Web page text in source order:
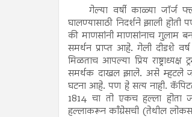
गेल्या वर्षी काळ्या जॉर्ज
घालण्यासाठी निदर्शने झाली होती
की माणसांनी माणसांनाच गुलाम
समर्थन प्राप्त आहे. गेली दीडशे
मिळताच आपल्या प्रिय
समर्थक दाखल झाले. असे म्हटले
घटना आहे. पण हे सत्य नाही. कॅपिटल
1814 चा तो एकच हल्ला होता
हल्लाकरून काँग्रेसची (तेथील